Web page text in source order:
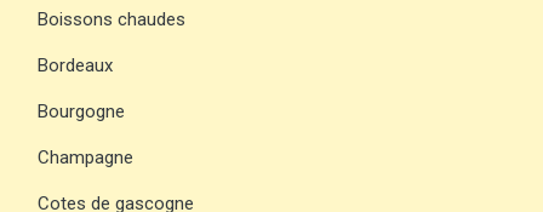
Boissons chaudes
Bordeaux
Bourgogne
Champagne
Cotes de gascogne